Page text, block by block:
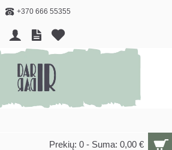
+370 666 55355
Prekių: 0 - Suma: 0,00 €